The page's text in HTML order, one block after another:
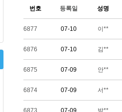
번호 등록일 성명
6877 07-10 이**
6876 07-10 김**
6875 07-09 안**
6874 07-09 서**
6873 07-09 박**